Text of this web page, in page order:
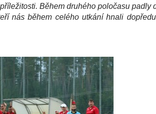
Během druhého poločasu padly
nás během celého utkání hnali